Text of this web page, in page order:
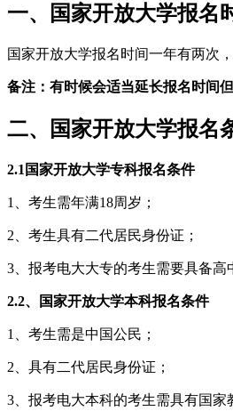
一、国家开放大学报名
国家开放大学报名时间一年有两次
备注：有时候会适当延长报名时间
二、国家开放大学报名
2.1国家开放大学专科报名条件
1、考生需年满18周岁；
2、考生具有二代居民身份证；
3、报考电大大专的考生需要具备高
2.2、国家开放大学本科报名条件
1、考生需是中国公民；
2、具有二代居民身份证；
3、报考电大本科的考生需具有国家